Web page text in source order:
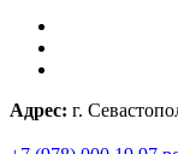
Адрес: г.